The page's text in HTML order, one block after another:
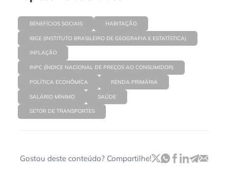
BENEFÍCIOS SOCIAIS HABITAÇÃO
IBGE (INSTITUTO BRASILEIRO DE GEOGRAFIA E ESTATÍSTICA)
INFLAÇÃO
INPC (ÍNDICE NACIONAL DE PREÇOS AO CONSUMIDOR)
POLÍTICA ECONÔMICA RENDA PRIMÁRIA
SALÁRIO MÍNIMO SAÚDE
SETOR DE TRANSPORTES
Gostou deste conteúdo? Compartilhe!